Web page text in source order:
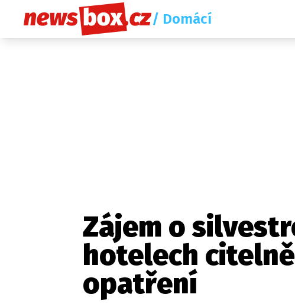
/ Domácí
Etický kodex Redakce Kontakt
Provozovatelem serveru
Zájem o
hotelech
opatření